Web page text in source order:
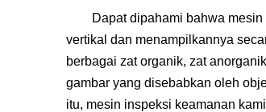
Dapat dipahami bahwa
vertikal dan menampilkannya
berbagai zat organik, zat
gambar yang disebabkan oleh
itu, mesin inspeksi keamanan